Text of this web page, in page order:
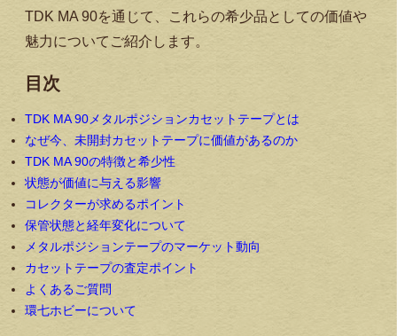
TDK MA 90を通じて、これらの希少品としての価値や
魅力についてご紹介します。
目次
TDK MA 90メタルポジションカセットテープとは
なぜ今、未開封カセットテープに価値があるのか
TDK MA 90の特徴と希少性
状態が価値に与える影響
コレクターが求めるポイント
保管状態と経年変化について
メタルポジションテープのマーケット動向
カセットテープの査定ポイント
よくあるご質問
環七ホビーについて